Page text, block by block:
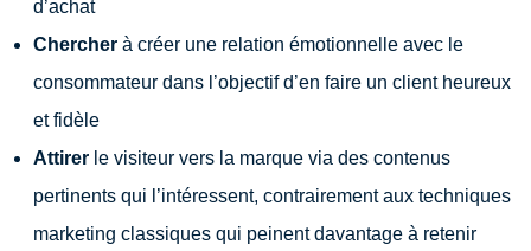
d’achat
Chercher à créer une relation émotionnelle avec le
consommateur dans l’objectif d’en faire un client heureux
et fidèle
Attirer le visiteur vers la marque via des contenus
pertinents qui l’intéressent, contrairement aux techniques
marketing classiques qui peinent davantage à retenir